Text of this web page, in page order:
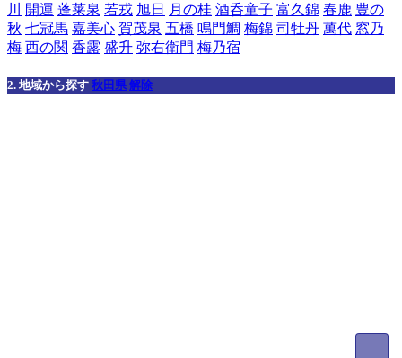
川
開運 蓬莱泉 若戎 旭日 月の桂 酒呑童子 富久錦 春鹿 豊の
秋 七冠馬 嘉美心 賀茂泉 五橋 鳴門鯛 梅錦 司牡丹 萬代 窓乃
梅 西の関 香露 盛升 弥右衛門 梅乃宿
2. 地域から探す 秋田県 解除